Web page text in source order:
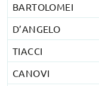
BARTOLOMEI
D’ANGELO
TIACCI
CANOVI